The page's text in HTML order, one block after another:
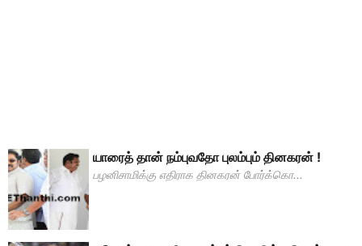
யாரைத் தான் நம்புவதோ புலம்பும் தினகரன் !
பழனிசாமிக்கு எதிராக தினகரன் போர்க்கொ...